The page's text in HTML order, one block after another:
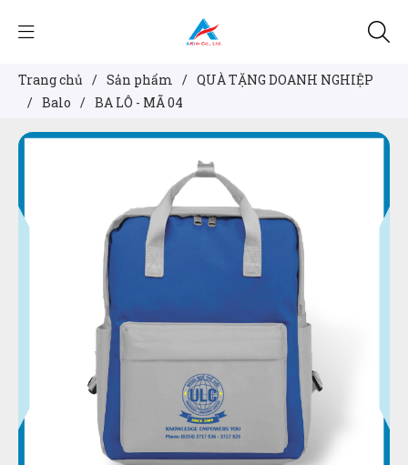
Trang chủ / Sản phẩm / QUÀ TẶNG DOANH NGHIỆP
/ Balo / BA LÔ - MÃ 04